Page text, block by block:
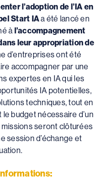
l’adoption de l’IA en
Start IAa été lancé en
àl’accompagnement
leur appropriation de
d’entreprises ont été
accompagner par une
expertes en IA qui les
IA potentielles,
techniques, tout en
le budget nécessaire d’un
missions seront clôturées
session d’échange et